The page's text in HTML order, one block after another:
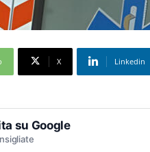
X Linkedin
su Google